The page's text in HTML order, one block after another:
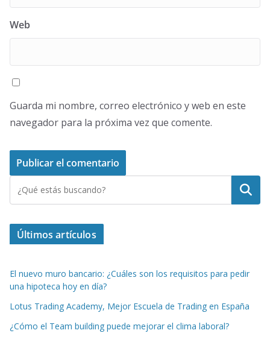
Web
Guarda mi nombre, correo electrónico y web en este
navegador para la próxima vez que comente.
Buscar
Últimos artículos
El nuevo muro bancario: ¿Cuáles son los requisitos para pedir
una hipoteca hoy en día?
Lotus Trading Academy, Mejor Escuela de Trading en España
¿Cómo el Team building puede mejorar el clima laboral?